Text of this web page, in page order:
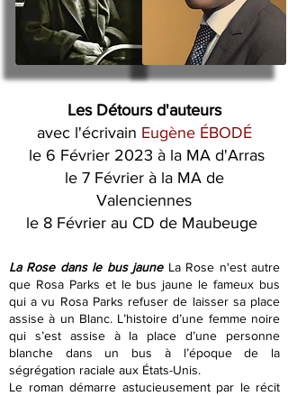
Les Détours d'auteurs
avec l'écrivain Eugène ÉBODÉ
le 6 Février 2023 à la MA d'Arras
le 7 Février à la MA de
Valenciennes
le 8 Février au CD de Maubeuge
La Rose dans le bus jauneLa Rose n'est autre
que Rosa Parks et le bus jaune le fameux bus
qui a vu Rosa Parks refuser de laisser sa place
assise à un Blanc. L’histoire d’une femme noire
qui s’est assise à la place d’une personne
blanche dans un bus à l’époque de la
ségrégation raciale aux États-Unis.
Le roman démarre astucieusement par le récit